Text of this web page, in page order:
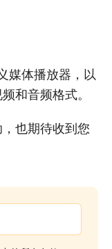
媒体播放器，以
和音频格式。
也期待收到您